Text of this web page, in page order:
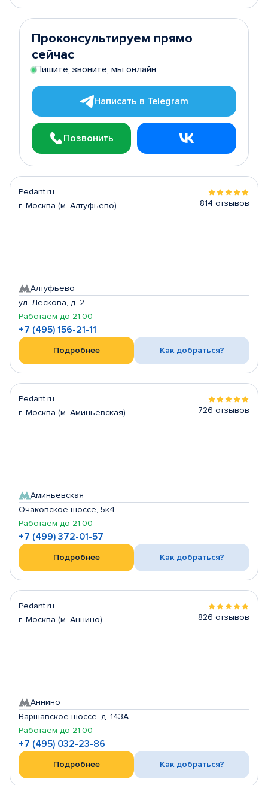
Проконсультируем прямо
сейчас
Пишите, звоните, мы онлайн
Написать в Telegram
Позвонить
Pedant.ru
г. Москва (м. Алтуфьево)
814 отзывов
Алтуфьево
ул. Лескова, д. 2
Работаем до 21:00
+7 (495) 156-21-11
Подробнее Как добраться?
Pedant.ru
г. Москва (м. Аминьевская)
726 отзывов
Аминьевская
Очаковское шоссе, 5к4.
Работаем до 21:00
+7 (499) 372-01-57
Подробнее Как добраться?
Pedant.ru
г. Москва (м. Аннино)
826 отзывов
Аннино
Варшавское шоссе, д. 143А
Работаем до 21:00
+7 (495) 032-23-86
Подробнее Как добраться?